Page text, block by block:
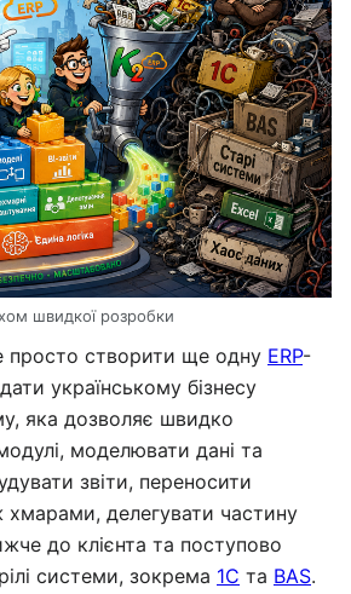
швидкої розробки
створити ще одну ERP-
українському бізнесу
яка дозволяє швидко
моделювати дані та
звіти, переносити
хмарами, делегувати частину
до клієнта та поступово
системи, зокрема 1С та BAS.